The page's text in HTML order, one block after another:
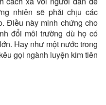
nhiên sẽ phải chịu các
Điều này minh chứng cho
đổi môi trường dù họ có
Hay như một nước trong
gọi ngành luyện kim tiên